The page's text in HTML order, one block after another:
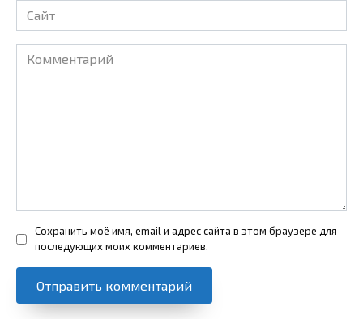
Сайт
Комментарий
Сохранить моё имя, email и адрес сайта в этом браузере для
последующих моих комментариев.